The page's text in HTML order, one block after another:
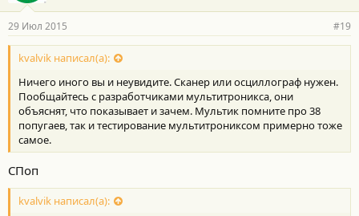
29 Июл 2015 #19
kvalvik написал(а):
Ничего иного вы и неувидите. Сканер или осциллограф нужен.
Пообщайтесь с разработчиками мультитроникса, они
объяснят, что показывает и зачем. Мультик помните про 38
попугаев, так и тестирование мультитрониксом примерно тоже
самое.
СПоп
kvalvik написал(а):